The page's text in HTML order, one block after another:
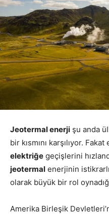
Jeotermal enerji şu anda
bir kısmını karşılıyor.
elektriğe geçişlerini
jeotermal enerjinin istikrarlı
olarak büyük bir rol
Amerika Birleşik